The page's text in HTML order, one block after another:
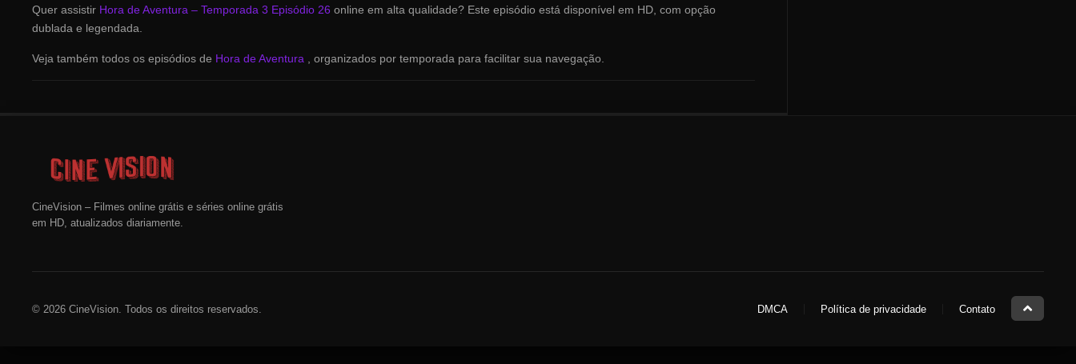
Quer assistir Hora de Aventura – Temporada 3 Episódio 26 online em alta qualidade? Este episódio está disponível em HD, com opção
dublada e legendada.
Veja também todos os episódios de Hora de Aventura , organizados por temporada para facilitar sua navegação.
CineVision – Filmes online grátis e séries online grátis
em HD, atualizados diariamente.
© 2026 CineVision. Todos os direitos reservados. DMCA Política de privacidade Contato